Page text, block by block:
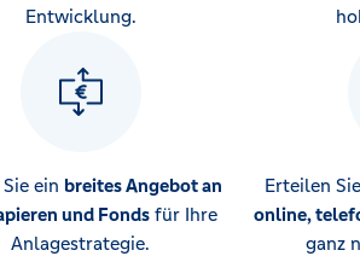
Entwicklung.
ein breites Angebot an
und Fonds für Ihre
Anlagestrategie.
Erteilen
online,
ganz